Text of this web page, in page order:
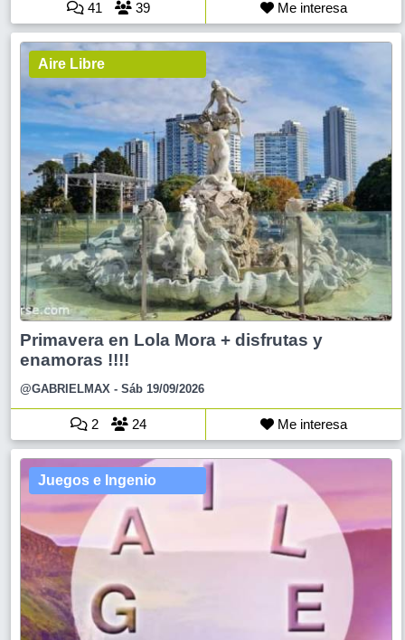
41 39 Me interesa
Aire Libre
Primavera en Lola Mora + disfrutas y
enamoras !!!!
@GABRIELMAX - Sáb 19/09/2026
2 24 Me interesa
Juegos e Ingenio